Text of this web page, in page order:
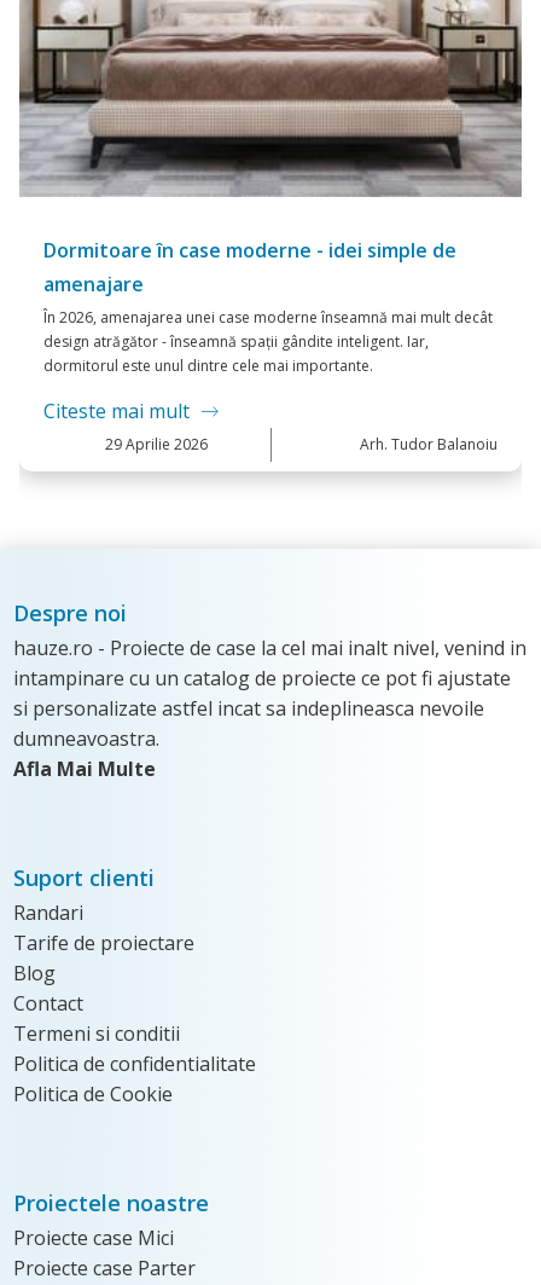
Citeste mai mult
27Martie 2026 Arh. Tudor Balanoiu
Despre noi
hauze.ro - Proiecte de case la cel mai inalt nivel, venind in
intampinare cu un catalog de proiecte ce pot fi ajustate
si personalizate astfel incat sa indeplineasca nevoile
dumneavoastra.
Afla Mai Multe
Suport clienti
Randari
Tarife de proiectare
Blog
Contact
Termeni si conditii
Politica de confidentialitate
Politica de Cookie
Proiectele noastre
Proiecte case Mici
Proiecte case Parter